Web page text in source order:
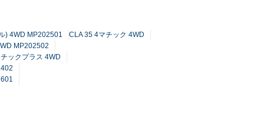
) 4WD MP202501
CLA 35 4マチック 4WD
MP202502
ックプラス 4WD